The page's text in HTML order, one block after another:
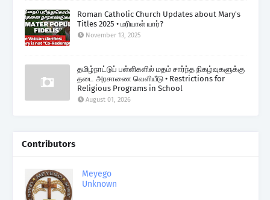
Roman Catholic Church Updates about Mary's
Titles 2025 • மரியாள் யார்?
November 13, 2025
தமிழ்நாட்டுப் பள்ளிகளில் மதம் சார்ந்த நிகழ்வுகளுக்கு
தடை அரசாணை வெளியீடு • Restrictions for
Religious Programs in School
August 01, 2026
Contributors
Meyego
Unknown